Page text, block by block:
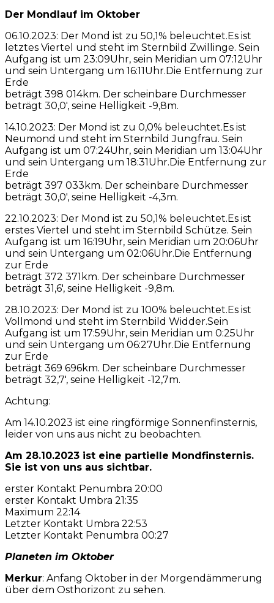
Der Mondlauf im Oktober
06.10.2023: Der Mond ist zu 50,1% beleuchtet.Es ist
letztes Viertel und steht im Sternbild Zwillinge. Sein
Aufgang ist um 23:09Uhr, sein Meridian um 07:12Uhr
und sein Untergang um 16:11Uhr.Die Entfernung zur
Erde
beträgt 398 014km. Der scheinbare Durchmesser
beträgt 30,0′, seine Helligkeit -9,8m.
14.10.2023: Der Mond ist zu 0,0% beleuchtet.Es ist
Neumond und steht im Sternbild Jungfrau. Sein
Aufgang ist um 07:24Uhr, sein Meridian um 13:04Uhr
und sein Untergang um 18:31Uhr.Die Entfernung zur
Erde
beträgt 397 033km. Der scheinbare Durchmesser
beträgt 30,0′, seine Helligkeit -4,3m.
22.10.2023: Der Mond ist zu 50,1% beleuchtet.Es ist
erstes Viertel und steht im Sternbild Schütze. Sein
Aufgang ist um 16:19Uhr, sein Meridian um 20:06Uhr
und sein Untergang um 02:06Uhr.Die Entfernung
zur Erde
beträgt 372 371km. Der scheinbare Durchmesser
beträgt 31,6′, seine Helligkeit -9,8m.
28.10.2023: Der Mond ist zu 100% beleuchtet.Es ist
Vollmond und steht im Sternbild Widder.Sein
Aufgang ist um 17:59Uhr, sein Meridian um 0:25Uhr
und sein Untergang um 06:27Uhr.Die Entfernung
zur Erde
beträgt 369 696km. Der scheinbare Durchmesser
beträgt 32,7′, seine Helligkeit -12,7m.
Achtung:
Am 14.10.2023 ist eine ringförmige Sonnenfinsternis,
leider von uns aus nicht zu beobachten.
Am 28.10.2023 ist eine partielle Mondfinsternis.
Sie ist von uns aus sichtbar.
erster Kontakt Penumbra 20:00
erster Kontakt Umbra 21:35
Maximum 22:14
Letzter Kontakt Umbra 22:53
Letzter Kontakt Penumbra 00:27
Planeten im Oktober
Merkur: Anfang Oktober in der Morgendämmerung
über dem Osthorizont zu sehen.